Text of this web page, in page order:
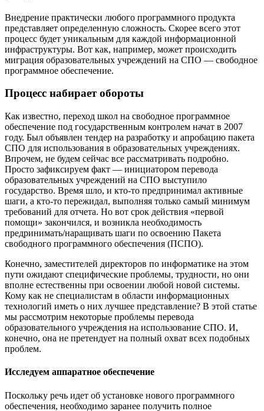
Внедрение практически любого программного продукта
представляет определенную сложность. Скорее всего этот
процесс будет уникальным для каждой информационной
инфраструктуры. Вот как, например, может происходить
миграция образовательных учреждений на СПО — свободное
программное обеспечение.
Процесс набирает обороты
Как известно, переход школ на свободное программное
обеспечение под государственным контролем начат в 2007
году. Был объявлен тендер на разработку и апробацию пакета
СПО для использования в образовательных учреждениях.
Впрочем, не будем сейчас все рассматривать подробно.
Просто зафиксируем факт — инициатором перевода
образовательных учреждений на СПО выступило
государство. Время шло, и кто-то предпринимал активные
шаги, а кто-то пережидал, выполняя только самый минимум
требований для отчета. Но вот срок действия «первой
помощи» закончился, и возникла необходимость
предринимать/наращивать шаги по освоению Пакета
свободного программного обеспечения (ПСПО).
Конечно, заместителей директоров по информатике на этом
пути ожидают специфические проблемы, трудности, но они
вполне естественны при освоении любой новой системы.
Кому как не специалистам в области информационных
технологий иметь о них лучшее представление? В этой статье
мы рассмотрим некоторые проблемы перевода
образовательного учреждения на использование СПО. И,
конечно, она не претендует на полный охват всех подобных
проблем.
Исследуем аппаратное обеспечение
Поскольку речь идет об установке нового программного
обеспечения, необходимо заранее получить полное